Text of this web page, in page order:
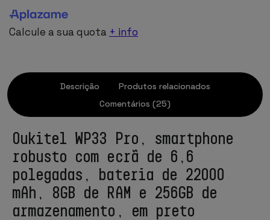
Calcule a sua quota + info
Descrição
Produtos relacionados
Comentários (25)
Oukitel WP33 Pro, smartphone
robusto com ecrã de 6,6
polegadas, bateria de 22000
mAh, 8GB de RAM e 256GB de
armazenamento, em preto